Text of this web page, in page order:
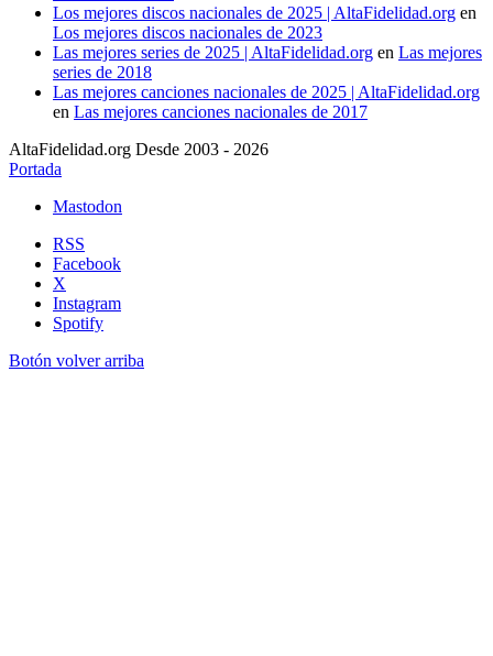
Los mejores discos nacionales de 2025 | AltaFidelidad.org en
Los mejores discos nacionales de 2023
Las mejores series de 2025 | AltaFidelidad.org en Las mejores
series de 2018
Las mejores canciones nacionales de 2025 | AltaFidelidad.org
en Las mejores canciones nacionales de 2017
AltaFidelidad.org Desde 2003 - 2026
Portada
Mastodon
RSS
Facebook
X
Instagram
Spotify
Botón volver arriba